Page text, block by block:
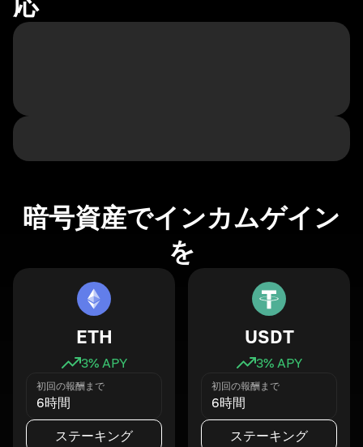
暗号資産でインカムゲイン
を
ETH
3% APY
初回の報酬まで
6時間
ステーキング
USDT
3% APY
初回の報酬まで
6時間
ステーキング